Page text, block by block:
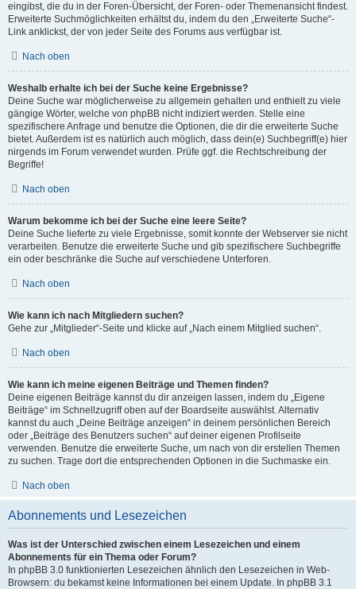
eingibst, die du in der Foren-Übersicht, der Foren- oder Themenansicht findest.
Erweiterte Suchmöglichkeiten erhältst du, indem du den „Erweiterte Suche“-
Link anklickst, der von jeder Seite des Forums aus verfügbar ist.
Nach oben
Weshalb erhalte ich bei der Suche keine Ergebnisse?
Deine Suche war möglicherweise zu allgemein gehalten und enthielt zu viele
gängige Wörter, welche von phpBB nicht indiziert werden. Stelle eine
spezifischere Anfrage und benutze die Optionen, die dir die erweiterte Suche
bietet. Außerdem ist es natürlich auch möglich, dass dein(e) Suchbegriff(e) hier
nirgends im Forum verwendet wurden. Prüfe ggf. die Rechtschreibung der
Begriffe!
Nach oben
Warum bekomme ich bei der Suche eine leere Seite?
Deine Suche lieferte zu viele Ergebnisse, somit konnte der Webserver sie nicht
verarbeiten. Benutze die erweiterte Suche und gib spezifischere Suchbegriffe
ein oder beschränke die Suche auf verschiedene Unterforen.
Nach oben
Wie kann ich nach Mitgliedern suchen?
Gehe zur „Mitglieder“-Seite und klicke auf „Nach einem Mitglied suchen“.
Nach oben
Wie kann ich meine eigenen Beiträge und Themen finden?
Deine eigenen Beiträge kannst du dir anzeigen lassen, indem du „Eigene
Beiträge“ im Schnellzugriff oben auf der Boardseite auswählst. Alternativ
kannst du auch „Deine Beiträge anzeigen“ in deinem persönlichen Bereich
oder „Beiträge des Benutzers suchen“ auf deiner eigenen Profilseite
verwenden. Benutze die erweiterte Suche, um nach von dir erstellen Themen
zu suchen. Trage dort die entsprechenden Optionen in die Suchmaske ein.
Nach oben
Abonnements und Lesezeichen
Was ist der Unterschied zwischen einem Lesezeichen und einem
Abonnements für ein Thema oder Forum?
In phpBB 3.0 funktionierten Lesezeichen ähnlich den Lesezeichen in Web-
Browsern: du bekamst keine Informationen bei einem Update. In phpBB 3.1